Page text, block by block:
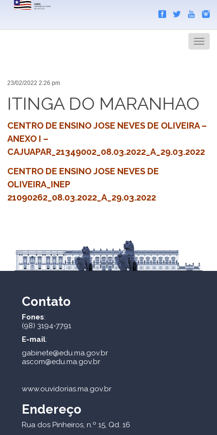
Menu
23/02/2022 2:26 pm
ITINGA DO MARANHAO
CENTRO DE ENSINO JOSE NEVES DE OLIVEIRA –
ANEXO I –
CAJUAPAR_21349002_08.03.2022_A_29.03.2022
CENTRO DE ENSINO JOSE NEVES DE
OLIVEIRA_INEP
21090262_08.03.2022_A_29.03.2022
Contato
Fones:
(98) 3194-7791
E-mail:
gabinete@edu.ma.gov.br
ascom@edu.ma.gov.br
www.ouvidorias.ma.gov.br
Endereço
Rua dos Pinheiros, n.º 15, Qd. 16